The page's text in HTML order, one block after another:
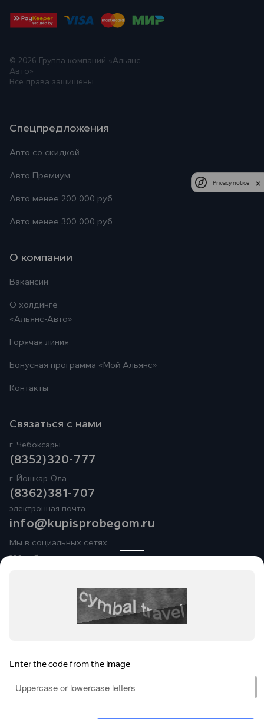
© 2026
Группа компаний «Альянс-
Авто»
Все права защищены.
Спецпредложения
Авто со скидкой
Авто Премиум
Авто менее 200 000 руб.
Авто менее 300 000 руб.
О компании
Вакансии
О холдинге
«Альянс-Авто»
Горячая линия
Бонусная программа «Мой Альянс»
Контакты
Связаться с нами
г. Чебоксары
(8352)320-777
г. Йошкар-Ола
(8362)381-707
электронная почта
info@kupisprobegom.ru
Мы в социальных сетях
Юридические лица ООО«Альянс-АвтоМаркет»
(Фактический адрес: Чувашская Республика, Чебоксарский
район, Синьяльское сельское поселение, д. Пихтулино, ул.
Кокшайский проезд, д. 55; Телефон:
Реализуемые товары доступны к получению на территории
Privacy notice